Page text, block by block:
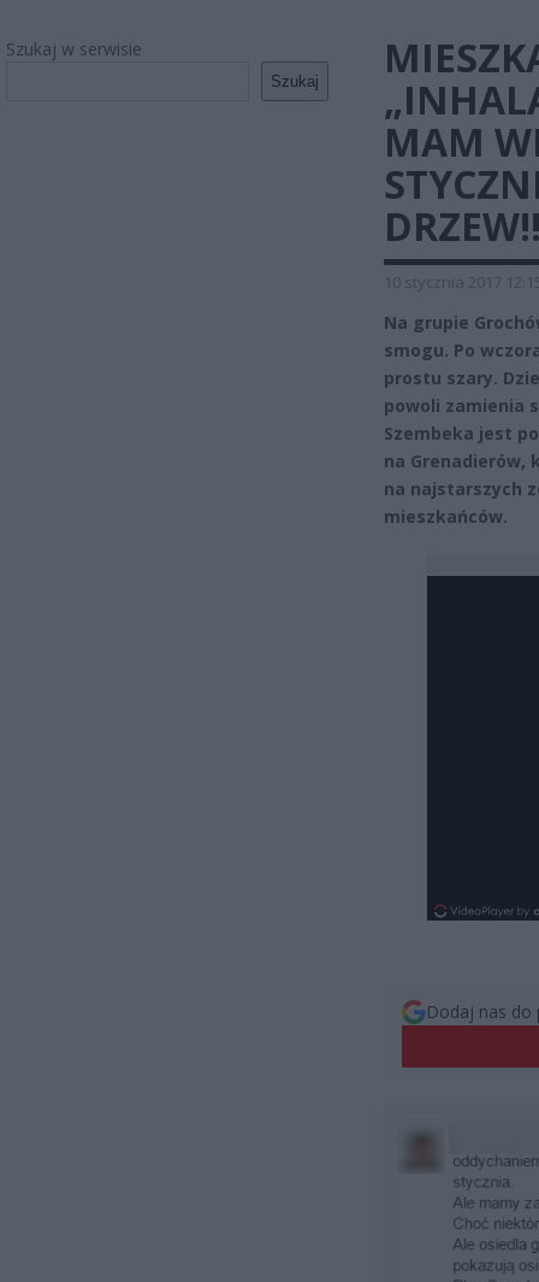
Szukaj w serwisie
Szukaj
MAM
10 stycznia 2017
Na grupie
smogu. Po
prostu szary.
powoli zamienia
Szembeka jest
na Grenadierów,
na najstarszych
mieszkańców.
Dodaj nas do